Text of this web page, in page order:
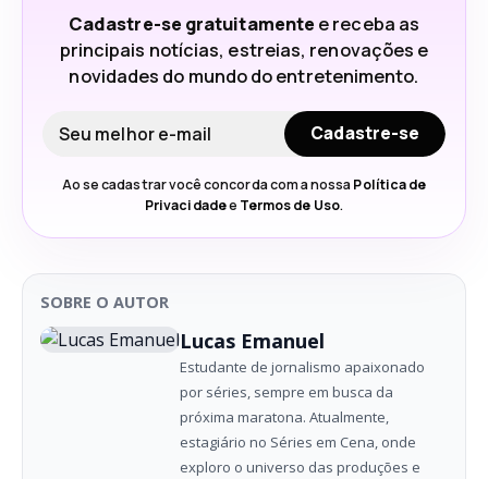
Cadastre-se gratuitamente e receba as
principais notícias, estreias, renovações e
novidades do mundo do entretenimento.
Seu e-mail
Cadastre-se
Ao se cadastrar você concorda com a nossa Política de
Privacidadee Termos de Uso.
SOBRE O AUTOR
Lucas Emanuel
Estudante de jornalismo apaixonado
por séries, sempre em busca da
próxima maratona. Atualmente,
estagiário no Séries em Cena, onde
exploro o universo das produções e